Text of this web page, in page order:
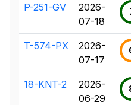
P-251-GV
2026-
07-18
T-574-PX
2026-
07-17
18-KNT-2
2026-
06-29